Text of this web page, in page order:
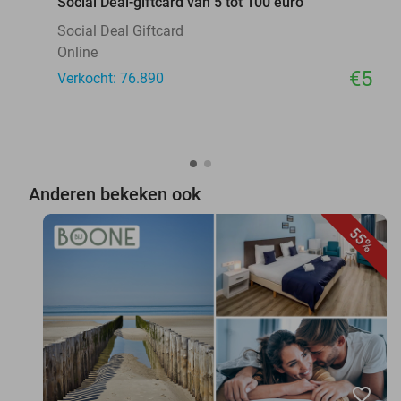
Social Deal Giftcard
Online
Verkocht: 76.890
€5
Anderen bekeken ook
55%
favorite_border